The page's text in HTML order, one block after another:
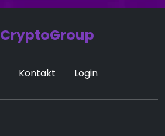
CryptoGroup
Kontakt Login